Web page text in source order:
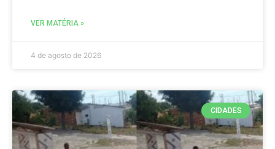
VER MATÉRIA »
4 de agosto de 2026
CIDADES